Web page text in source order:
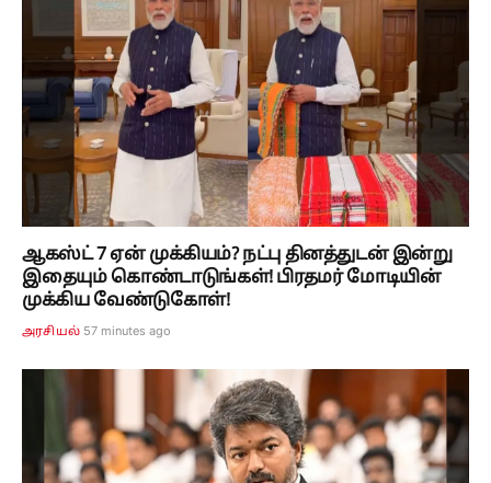
ஆகஸ்ட் 7 ஏன் முக்கியம்? நட்பு தினத்துடன் இன்று
இதையும் கொண்டாடுங்கள்! பிரதமர் மோடியின்
முக்கிய வேண்டுகோள்!
அரசியல் 57 minutes ago